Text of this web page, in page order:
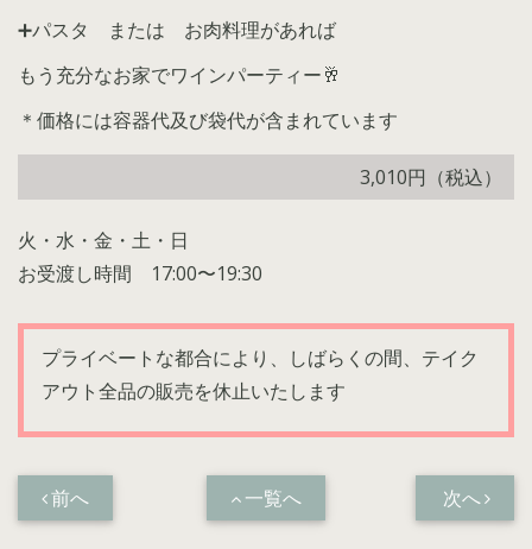
➕パスタ または お肉料理があれば
もう充分なお家でワインパーティー🥂
＊価格には容器代及び袋代が含まれています
3,010円（税込）
火・水・金・土・日
お受渡し時間 17:00〜19:30
プライベートな都合により、しばらくの間、テイク
アウト全品の販売を休止いたします
前へ 一覧へ 次へ